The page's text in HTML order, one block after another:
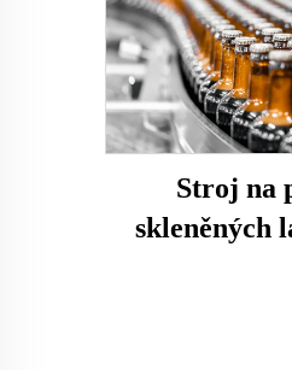
Stroj na
skleněných